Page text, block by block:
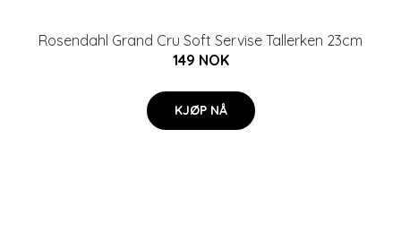
Rosendahl Grand Cru Soft Servise Tallerken 23cm
149 NOK
KJØP NÅ